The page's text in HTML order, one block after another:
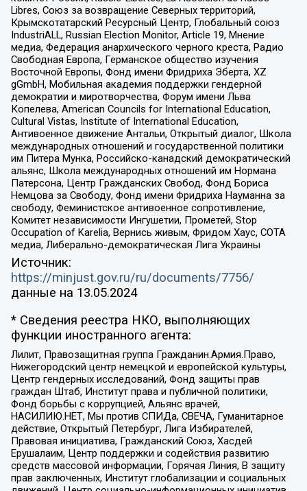
Libres, Союз за возвращение Северных территорий,
Крымскотатарский Ресурсный Центр, Глобальный союз
IndustriALL, Russian Election Monitor, Article 19, Мнение
медиа, Федерация анархического черного креста, Радио
Свободная Европа, Германское общество изучения
Восточной Европы, Фонд имени Фридриха Эберта, XZ
gGmbH, Мобильная академия поддержки гендерной
демократии и миротворчества, Форум имени Льва
Копелева, American Councils for International Education,
Cultural Vistas, Institute of International Education,
Антивоенное движение Антальи, Открытый диалог, Школа
международных отношений и государственной политики
им Питера Мунка, Российско-канадский демократический
альянс, Школа международных отношений им Нормана
Патерсона, Центр Гражданских Свобод, Фонд Бориса
Немцова за Свободу, Фонд имени Фридриха Науманна за
свободу, Феминистское антивоенное сопротивление,
Комитет независимости Ингушетии, Прометей, Stop
Occupation of Karelia, Вернись живым, Фридом Хаус, СОТА
медиа, Либерально-демократическая Лига Украины
Источник:
https://minjust.gov.ru/ru/documents/7756/
данные на 13.05.2024
* Сведения реестра НКО, выполняющих
функции иностранного агента:
Лилит, Правозащитная группа Гражданин.Армия.Право,
Нижегородский центр немецкой и европейской культуры,
Центр гендерных исследований, Фонд защиты прав
граждан Штаб, Институт права и публичной политики,
Фонд борьбы с коррупцией, Альянс врачей,
НАСИЛИЮ.НЕТ, Мы против СПИДа, СВЕЧА, Гуманитарное
действие, Открытый Петербург, Лига Избирателей,
Правовая инициатива, Гражданский Союз, Хасдей
Ерушалаим, Центр поддержки и содействия развитию
средств массовой информации, Горячая Линия, В защиту
прав заключенных, Институт глобализации и социальных